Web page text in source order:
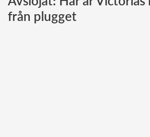
från plugget